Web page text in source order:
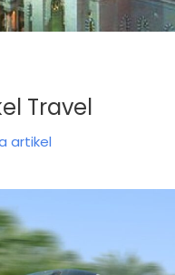
Travel
artikel